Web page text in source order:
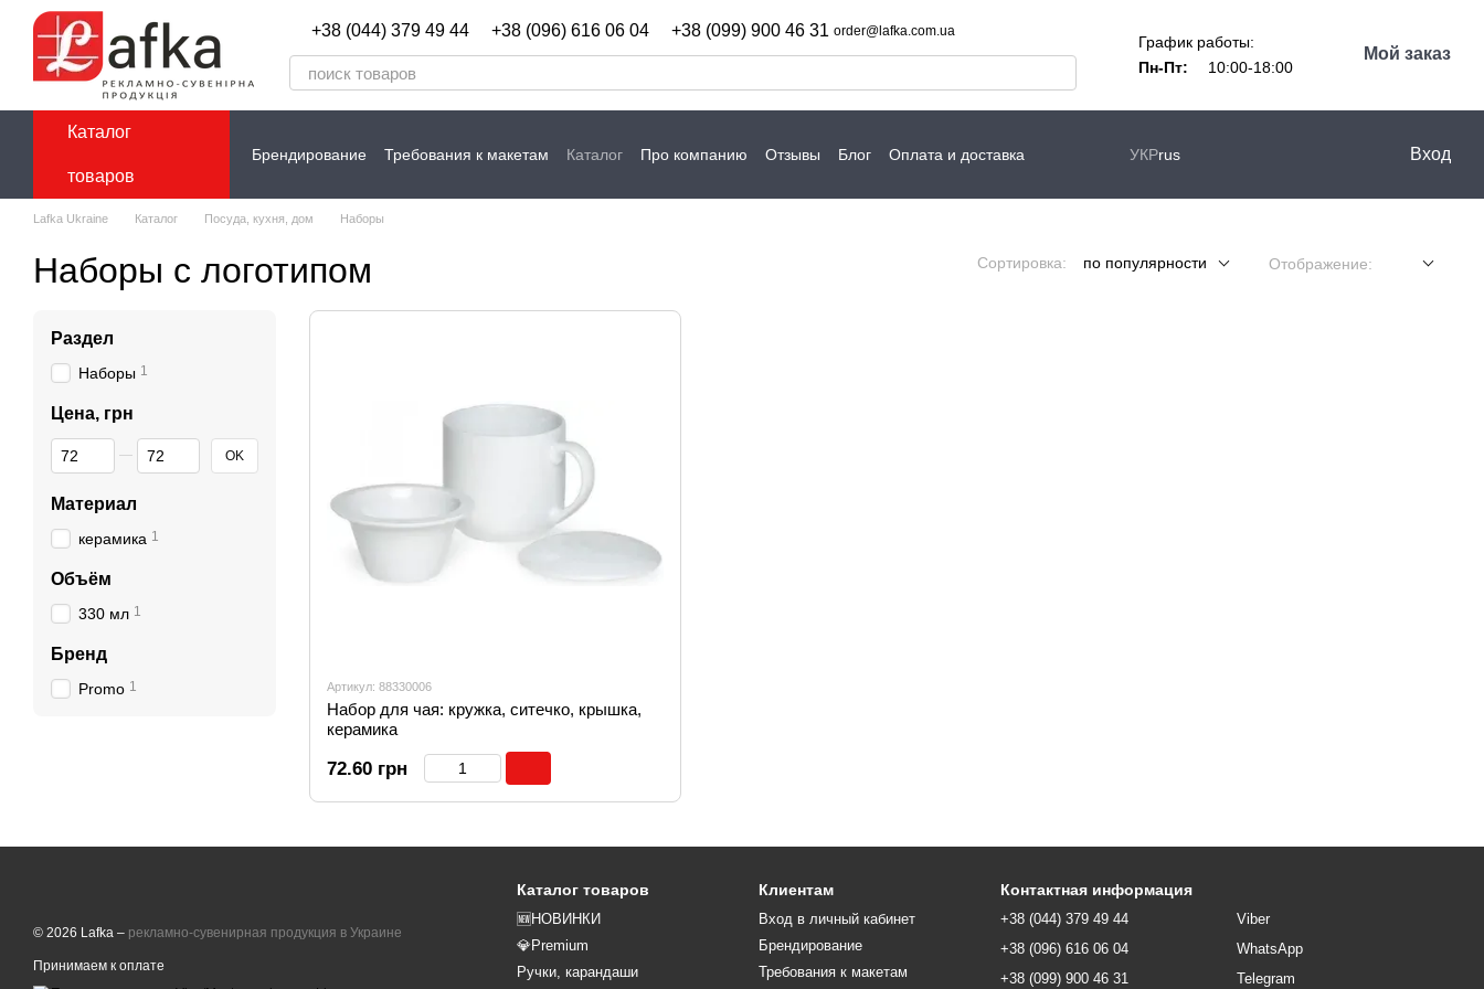
Перейти к основному контенту
+38 (044) 379 49 44 +38 (096) 616 06 04 +38 (099) 900 46 31 order@lafka.com.ua
График работы:
Пн-Пт:
10:00-18:00
Мой заказ
Каталог
товаров
Брендирование Требования к макетам Каталог Про компанию Отзывы Блог
Оплата и доставка
УКРrus Вход
Lafka Ukraine Каталог Посуда, кухня, дом Наборы
Наборы с логотипом Сортировка: по популярности Отображение:
Артикул: 88330006
Набор для чая: кружка, ситечко, крышка,
керамика
72.60 грн
Раздел
Наборы 1
Цена, грн
От Цена, грн
До Цена, грн OK
Материал
керамика 1
Объём
330 мл 1
Бренд
Promo 1
© 2026 Lafka – рекламно-сувенирная продукция в Украине
Принимаем к оплате
Каталог товаров
🆕НОВИНКИ
💎Premium
Ручки, карандаши
Клиентам
Вход в личный кабинет
Брендирование
Требования к макетам
Контактная информация
+38 (044) 379 49 44
+38 (096) 616 06 04
+38 (099) 900 46 31
Viber
WhatsApp
Telegram